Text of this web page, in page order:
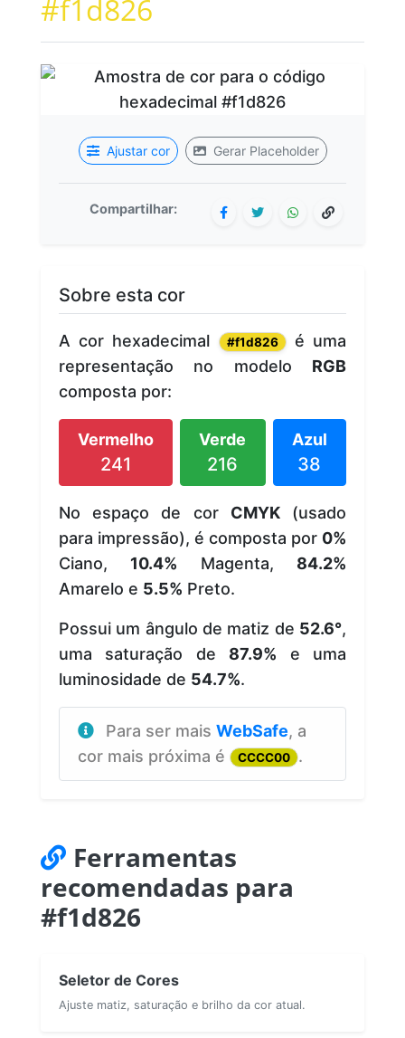
#f1d826
Ajustar cor Gerar Placeholder
Compartilhar:
Sobre esta cor
A cor hexadecimal #f1d826 é uma
representação no modelo RGB
composta por:
Vermelho
241
Verde
216
Azul
38
No espaço de cor CMYK(usado
para impressão), é composta por 0%
Ciano, 10.4% Magenta, 84.2%
Amarelo e 5.5% Preto.
Possui um ângulo de matiz de 52.6°,
uma saturação de 87.9% e uma
luminosidade de 54.7%.
Para ser mais WebSafe, a
cor mais próxima é
CCCC00 .
Ferramentas
recomendadas para
#f1d826
Seletor de Cores
Ajuste matiz, saturação e brilho da cor atual.